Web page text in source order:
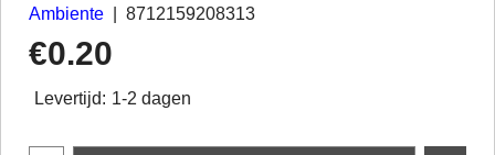
Ambiente 8712159208313
€0.20
Levertijd: 1-2 dagen